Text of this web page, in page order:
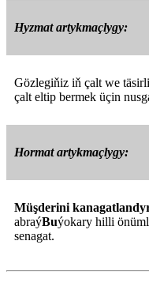
Hyzmat artykmaçlygy:
Gözlegiňiz iň çalt we
çalt eltip bermek üçin
Hormat artykmaçlygy:
Müşderini
abraýBuýokary hilli
senagat.